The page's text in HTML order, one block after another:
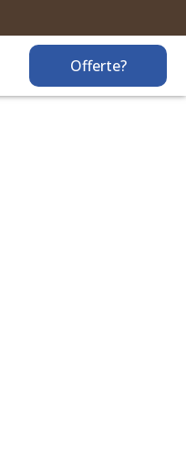
Offerte?